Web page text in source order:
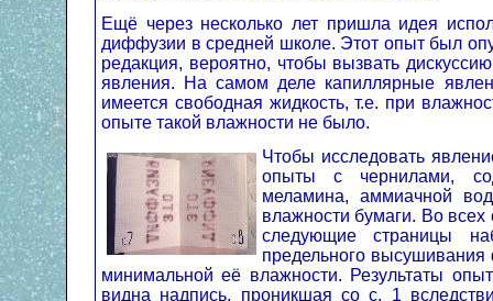
Ещё через несколько лет пришла идея
диффузии в средней школе. Этот опыт был
редакция, вероятно, чтобы вызвать
явления. На самом деле капиллярные
имеется свободная жидкость, т.е. при
опыте такой влажности не было.
Чтобы исследовать
опыты с чернилами,
меламина, аммиачной
влажности бумаги. Во
следующие страницы
предельного
минимальной её влажности. Результаты
видна надпись, проникшая со с. 1